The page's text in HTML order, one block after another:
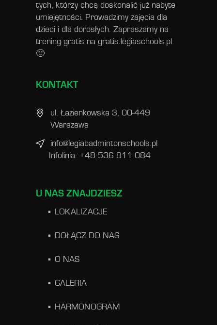
tych, którzy chcą doskonalić już nabyte
umiejętności. Prowadzimy zajęcia dla
dzieci i dla dorosłych. Zapraszamy na
trening gratis na gratis.legiaschools.pl
🙂
KONTAKT
ul. Łazienkowska 3, 00-449
Warszawa
info@legiabadmintonschools.pl
Infolinia: +48 536 811 084
U NAS ZNAJDZIESZ
LOKALIZACJE
DOŁĄCZ DO NAS
O NAS
GALERIA
HARMONOGRAM